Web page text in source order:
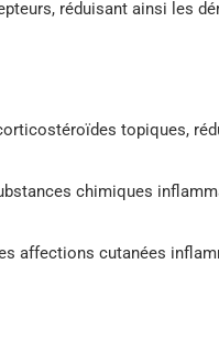
réduisant ainsi les
topiques,
chimiques
affections cutanées